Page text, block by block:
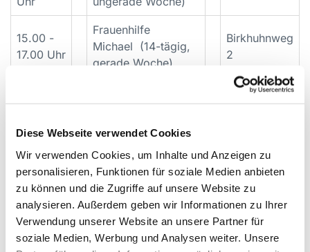
Diese Webseite verwendet Cookies
Wir verwenden Cookies, um Inhalte und Anzeigen zu
personalisieren, Funktionen für soziale Medien anbieten
zu können und die Zugriffe auf unsere Website zu
analysieren. Außerdem geben wir Informationen zu Ihrer
Verwendung unserer Website an unsere Partner für
soziale Medien, Werbung und Analysen weiter. Unsere
15.00 -
17.00 Uhr
Frauenhilfe
Michael (14-tägig,
gerade Woche)
Birkhuhnweg
2
20.00
Jugendtreff
Alte
Bahnhofstr.
16.30 -
21.30
Uhr
Offenes Angebot
für Kinder und
Jugendliche
Birkhuhnweg
2
19.30 -
Chor der
Christuskirche